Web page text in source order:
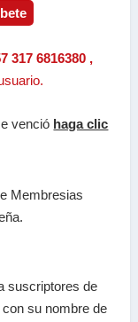
317 6816380 ,
venció haga clic
Membresias
suscriptores de
su nombre de